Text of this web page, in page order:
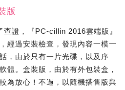
版
證，『PC-cillin 2016雲端版』
經過安裝檢查，發現內容一模一
，由於只有一片光碟，以及序
體。盒裝版，由於有外包裝盒，
為放心！不過，以隨機搭售版與